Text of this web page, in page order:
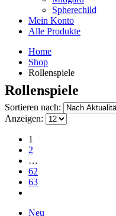
Spherechild
Mein Konto
Alle Produkte
Home
Shop
Rollenspiele
Rollenspiele
Sortieren nach:
Anzeigen:
1
2
…
62
63
Neu